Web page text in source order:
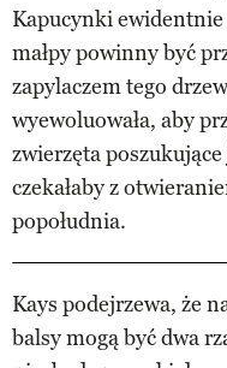
Kapucynki
małpy powinny być
zapylaczem tego
wyewoluowała, aby
zwierzęta
czekałaby z
popołudnia.
Kays podejrzewa, że
balsy mogą być dwa